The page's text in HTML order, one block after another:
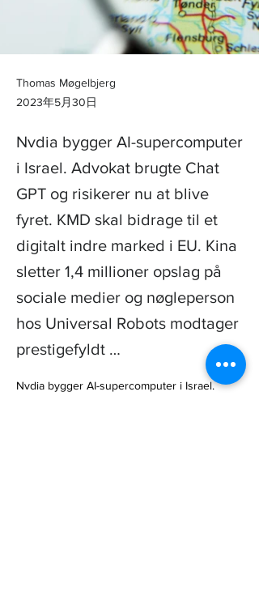
Thomas Møgelbjerg
2023年5月30日
Nvdia bygger AI-supercomputer
i Israel. Advokat brugte Chat
GPT og risikerer nu at blive
fyret. KMD skal bidrage til et
digitalt indre marked i EU. Kina
sletter 1,4 millioner opslag på
sociale medier og nøgleperson
hos Universal Robots modtager
prestigefyldt …
Nvdia bygger AI-supercomputer i Israel.